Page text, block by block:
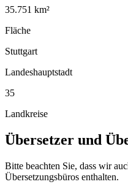
35.751 km²
Fläche
Stuttgart
Landeshauptstadt
35
Landkreise
Übersetzer und
Bitte beachten Sie, dass wir
Übersetzungsbüros enthalten.